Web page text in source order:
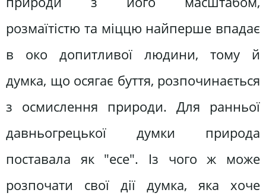
розмаїтістю та міццю найперше впадає
в око допитливої людини, тому й
думка, що осягає буття, розпочинається
з осмислення природи. Для ранньої
давньогрецької думки природа
поставала як "есе". Із чого ж може
розпочати свої дії думка, яка хоче